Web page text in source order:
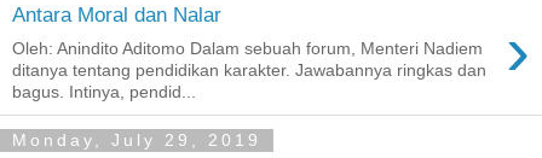
Antara Moral dan Nalar ›
Oleh: Anindito Aditomo Dalam sebuah forum, Menteri Nadiem
ditanya tentang pendidikan karakter. Jawabannya ringkas dan
bagus. Intinya, pendid...
Monday, July 29, 2019